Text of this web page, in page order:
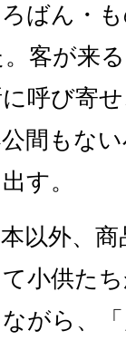
ばん・
客が来
呼び寄
間もな
す。
以外、
小供た
がら、